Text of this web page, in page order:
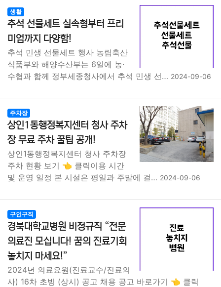
생활
추석 선물세트 실속형부터 프리
미엄까지 다양함!
추석 민생 선물세트 행사 농림축산
식품부와 해양수산부는 6일에 농·
수협과 함께 정부세종청사에서 추석 민생 선… 2024-09-06
주차장
상인1동행정복지센터 청사 주차
장 무료 주차 꿀팁 공개!
상인1동행정복지센터 청사 주차장
주차 현황 보기 👈 클릭이용 시간
및 운영 일정 본 시설은 평일과 주말에 걸… 2024-09-06
구인구직
경북대학교병원 비정규직 “전문
의료진 모십니다! 꿈의 진료기회
놓치지 마세요!”
2024년 의료요원(진료교수/진료의
사) 16차 초빙 (상시) 공고 채용 공고 바로가기 👈 클릭